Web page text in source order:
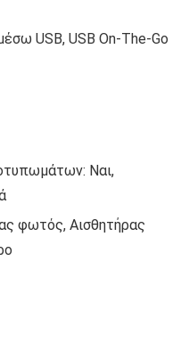
USB, USB On-The-Go
Ναι,
φωτός, Αισθητήρας